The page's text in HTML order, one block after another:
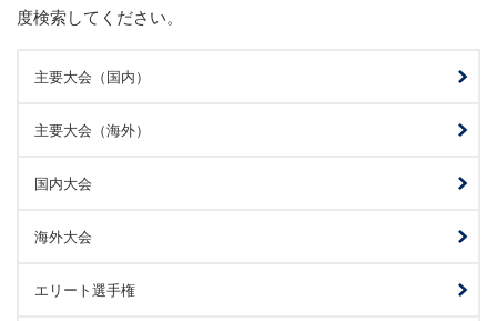
度検索してください。
主要大会（国内）
主要大会（海外）
国内大会
海外大会
エリート選手権